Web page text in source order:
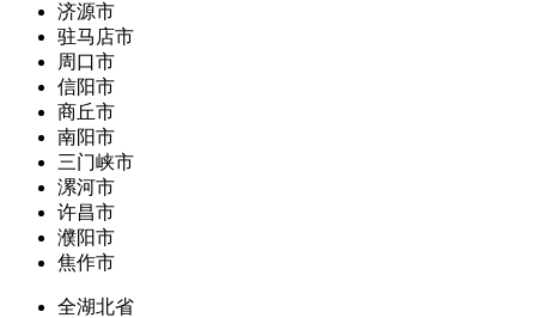
济源市
驻马店市
周口市
信阳市
商丘市
南阳市
三门峡市
漯河市
许昌市
濮阳市
焦作市
全湖北省